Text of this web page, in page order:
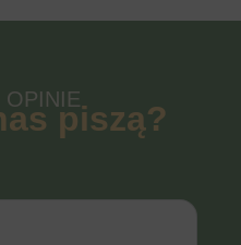
OPINIEpiszą?
R